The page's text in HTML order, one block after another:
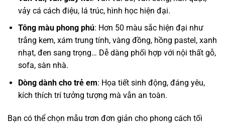
vảy cá cách điệu, lá trúc, hình học hiện đại.
Tông màu phong phú: Hơn 50 màu sắc hiện đại như
trắng kem, xám trung tính, vàng đồng, hồng pastel, xanh
nhạt, đen sang trọng… Dễ dàng phối hợp với nội thất gỗ,
sofa, sàn nhà.
Dòng dành cho trẻ em: Họa tiết sinh động, đáng yêu,
kích thích trí tưởng tượng mà vẫn an toàn.
Bạn có thể chọn mẫu trơn đơn giản cho phong cách tối